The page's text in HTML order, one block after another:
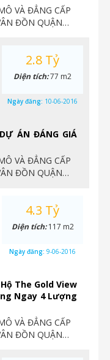
VÀ ĐẲNG CẤP
ĐỒN QUẬN…
ÁN ĐÁNG GIÁ
VÀ ĐẲNG CẤP
ĐỒN QUẬN…
2.8 Tỷ
Diện tích:77 m2
Ngày đăng: 10-06-2016
The Gold View
Ngay 4 Lượng
VÀ ĐẲNG CẤP
ĐỒN QUẬN…
4.3 Tỷ
Diện tích:117 m2
Ngày đăng: 9-06-2016